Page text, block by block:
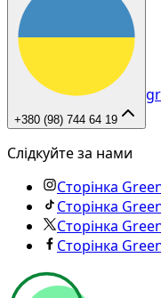
+380 (98) 744 64 19
Слідкуйте за нами
Сторінка
Сторінка
Сторінка
Сторінка